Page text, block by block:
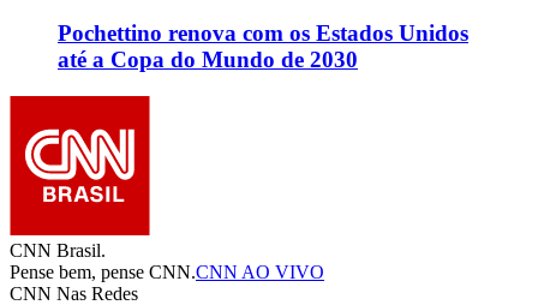
Pochettino renova com os Estados Unidos
até a Copa do Mundo de 2030
CNN Brasil.
Pense bem, pense CNN.CNN AO VIVO
CNN Nas Redes